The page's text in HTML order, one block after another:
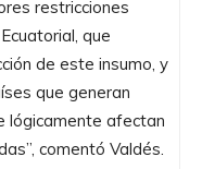
restricciones
que
de este insumo, y
que generan
lógicamente afectan
comentó Valdés.